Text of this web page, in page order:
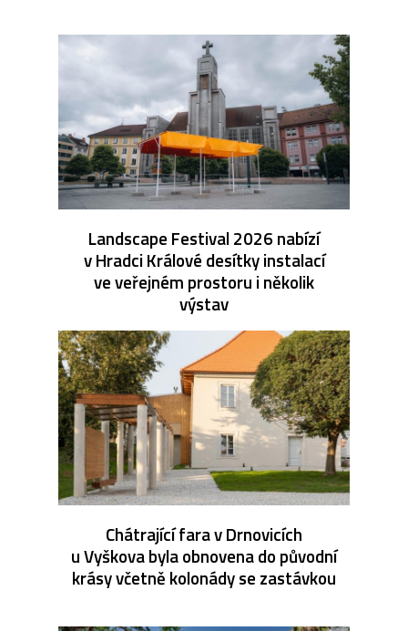
Landscape Festival 2026 nabízí
v Hradci Králové desítky instalací
ve veřejném prostoru i několik
výstav
Chátrající fara v Drnovicích
u Vyškova byla obnovena do původní
krásy včetně kolonády se zastávkou